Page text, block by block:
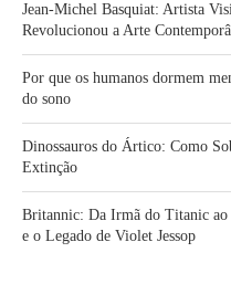
Jean-Michel Basquiat: Artista
Revolucionou a Arte
Por que os humanos dormem
do sono
Dinossauros do Ártico: Como
Extinção
Britannic: Da Irmã do Titanic
e o Legado de Violet Jessop